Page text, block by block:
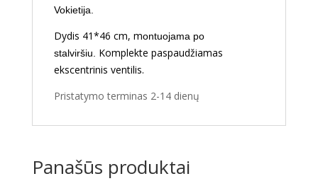
Vokietija.
Dydis 41*46 cm, montuojama po
stalviršiu. Komplekte paspaudžiamas
ekscentrinis ventilis.
Pristatymo terminas 2-14 dienų
Panašūs produktai